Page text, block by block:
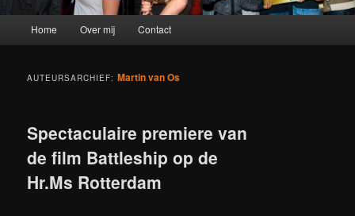
Spring naar de primaire inhoud
Spring naar de secundaire inhoud
Home Over mij Contact
AUTEURSARCHIEF: Martin van Os
Spectaculaire premiere van
de film Battleship op de
Hr.Ms Rotterdam